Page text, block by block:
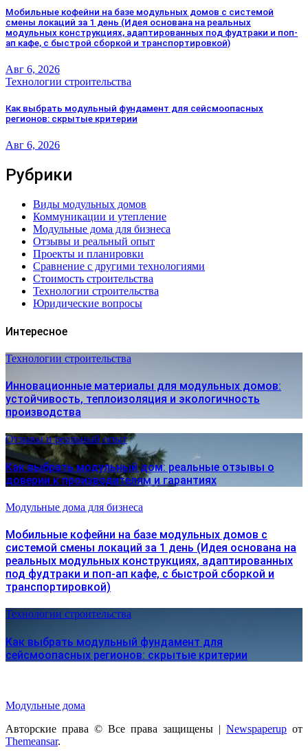
Мобильные кофейни на базе модульных домов с системой
смены локаций за 1 день (Идея основана на реальных
модульных конструкциях, адаптированных под фудтраки и поп-
ап кафе, с быстрой сборкой и транспортировкой)
Авг 6, 2026
Технологии строительства
Как выбрать модульный фундамент для сейсмоопасных
регионов: скрытые критерии
Авг 6, 2026
Рубрики
Виды модульных домов
Коммуникации и утепление
Модульные дома для бизнеса
Отзывы и реальный опыт
Проекты и планировки
Сравнение с другими технологиями
Стоимость строительства
Технологии строительства
Юридические вопросы
Интересное
Технологии строительства
Инновационные материалы для модульных домов:
устойчивость, теплоизоляция и экологичность
производства
Отзывы и реальный опыт
Как выбрать модульный дом: реальные отзывы о
доверии к производителям и гарантиях
Модульные дома для бизнеса
Мобильные кофейни на базе модульных домов с
системой смены локаций за 1 день (Идея основана на
реальных модульных конструкциях, адаптированных
под фудтраки и поп-ап кафе, с быстрой сборкой и
транспортировкой)
Технологии строительства
Как выбрать модульный фундамент для
сейсмоопасных регионов: скрытые критерии
Модульные дома
Авторские права © Все права защищены | Newspaperup от
Themeansar.